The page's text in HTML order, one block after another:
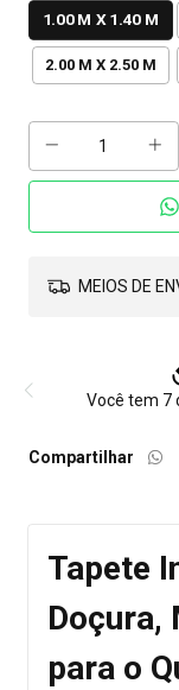
1.00 M X 1.40 M
2.00 M X 2.50 M
MEIOS DE
Você tem 7
Compartilhar
Tapete
Doçura,
para o